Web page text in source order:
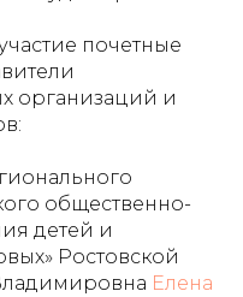
почетные
организаций и
общественно-
детей и
Ростовской
Елена